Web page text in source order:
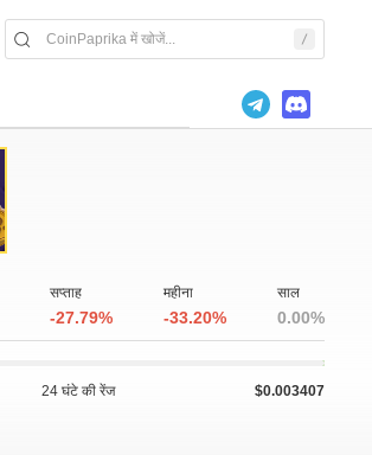
सप्ताह
-27.79%
महीना
-33.20%
साल
0.00%
24 घंटे की रेंज $0.003407